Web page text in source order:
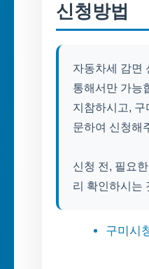
신청방법
자동차세 감면
통해서만 가능
지참하시고,
문하여 신청해
신청 전, 필요
리 확인하시는
구미시